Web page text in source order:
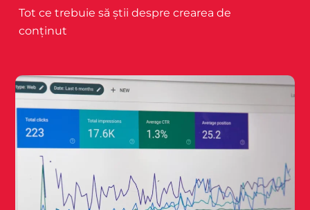
Tot ce trebuie să știi despre crearea de
conținut